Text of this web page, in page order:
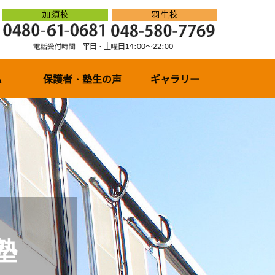
保護者・塾生の声 ギャラリー